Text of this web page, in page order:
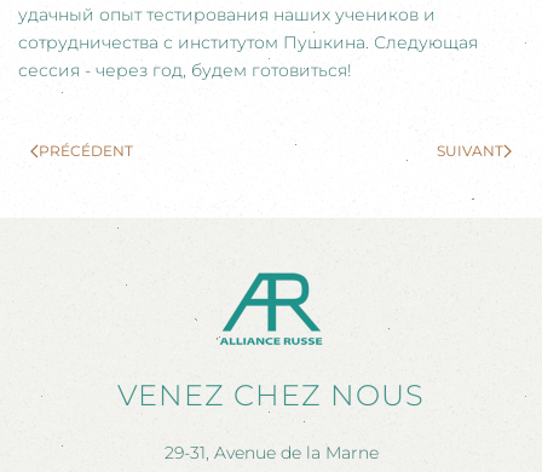
удачный опыт тестирования наших учеников и
сотрудничества с институтом Пушкина. Следующая
сессия - через год, будем готовиться!
PRÉCÉDENT SUIVANT
VENEZ CHEZ NOUS
29-31, Avenue de la Marne